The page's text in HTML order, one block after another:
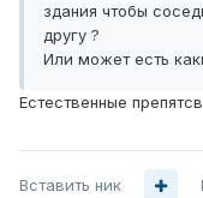
здания чтобы
другу ?
Или может есть
Естественные
Вставить ник